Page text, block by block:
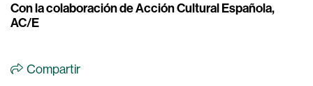
Con la colaboración de Acción Cultural Española,
AC/E
Compartir